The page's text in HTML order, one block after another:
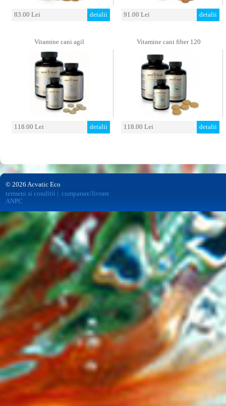
83.00 Lei detalii 91.00 Lei detalii
Vitamine cani agil
118.00 Lei detalii
Vitamine cani fiber 120
118.00 Lei detalii
© 2026 Acvatic Eco
termeni si conditii
cumparare/livrare
ANPC